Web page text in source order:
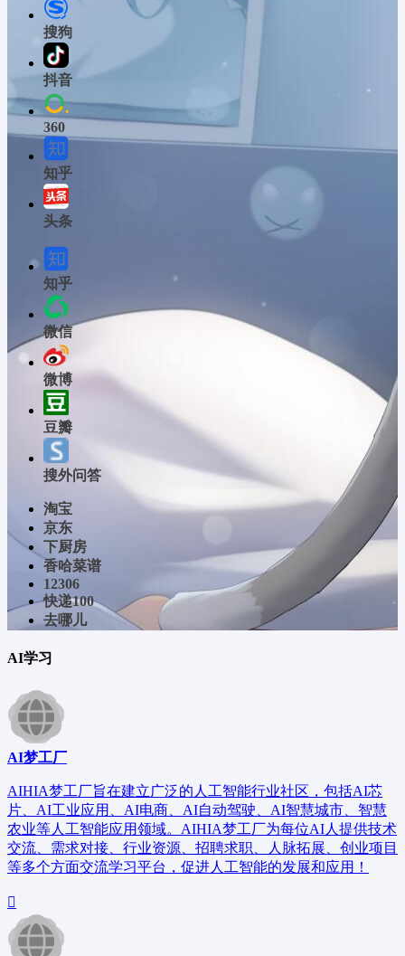
搜狗
抖音
360
知乎
头条
知乎
微信
微博
豆瓣
搜外问答
淘宝
京东
下厨房
香哈菜谱
12306
快递100
去哪儿
AI学习
AI梦工厂
AIHIA梦工厂旨在建立广泛的人工智能行业社区，包括AI芯
片、AI工业应用、AI电商、AI自动驾驶、AI智慧城市、智慧
农业等人工智能应用领域。AIHIA梦工厂为每位AI人提供技术
交流、需求对接、行业资源、招聘求职、人脉拓展、创业项目
等多个方面交流学习平台，促进人工智能的发展和应用！